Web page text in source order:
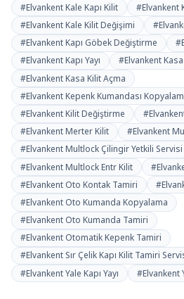
#Elvankent Kale Kapı Kilit
#Elvankent
#Elvankent Kale Kilit Değişimi
#Elvankent Kapı Göbek Değiştirme
#Elvankent Kapı Yayı
#Elvankent
#Elvankent Kasa Kilit Açma
#Elvankent Kepenk Kumandası
#Elvankent Kilit Değiştirme
#Elvankent Merter Kilit
#Elvankent
#Elvankent Multlock Çilingir Yetkili Servisi
#Elvankent Multlock Entr Kilit
#Elvankent Oto Kontak Tamiri
#Elvankent Oto Kumanda Kopyalama
#Elvankent Oto Kumanda Tamiri
#Elvankent Otomatik Kepenk Tamiri
#Elvankent Sır Çelik Kapı Kilit Tamiri
#Elvankent Yale Kapı Yayı
#Elvankent